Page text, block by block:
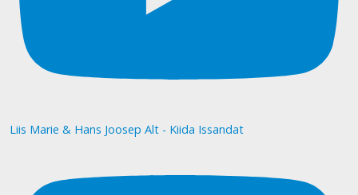
Liis Marie & Hans Joosep Alt - Kiida Issandat